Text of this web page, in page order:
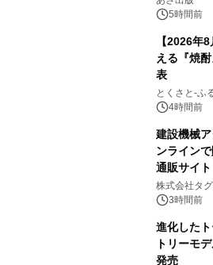
（火）発売
5時間前
【2026年
える『焼
表
とくさと-ふ
4時間前
建設機械
ンライン
通販サイ
プン
株式会社タ
3時間前
進化した
トリーモ
発売